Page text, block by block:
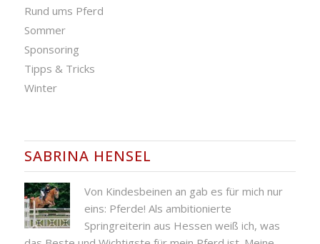
Rund ums Pferd
Sommer
Sponsoring
Tipps & Tricks
Winter
SABRINA HENSEL
Von Kindesbeinen an gab es für mich nur
eins: Pferde! Als ambitionierte
Springreiterin aus Hessen weiß ich, was